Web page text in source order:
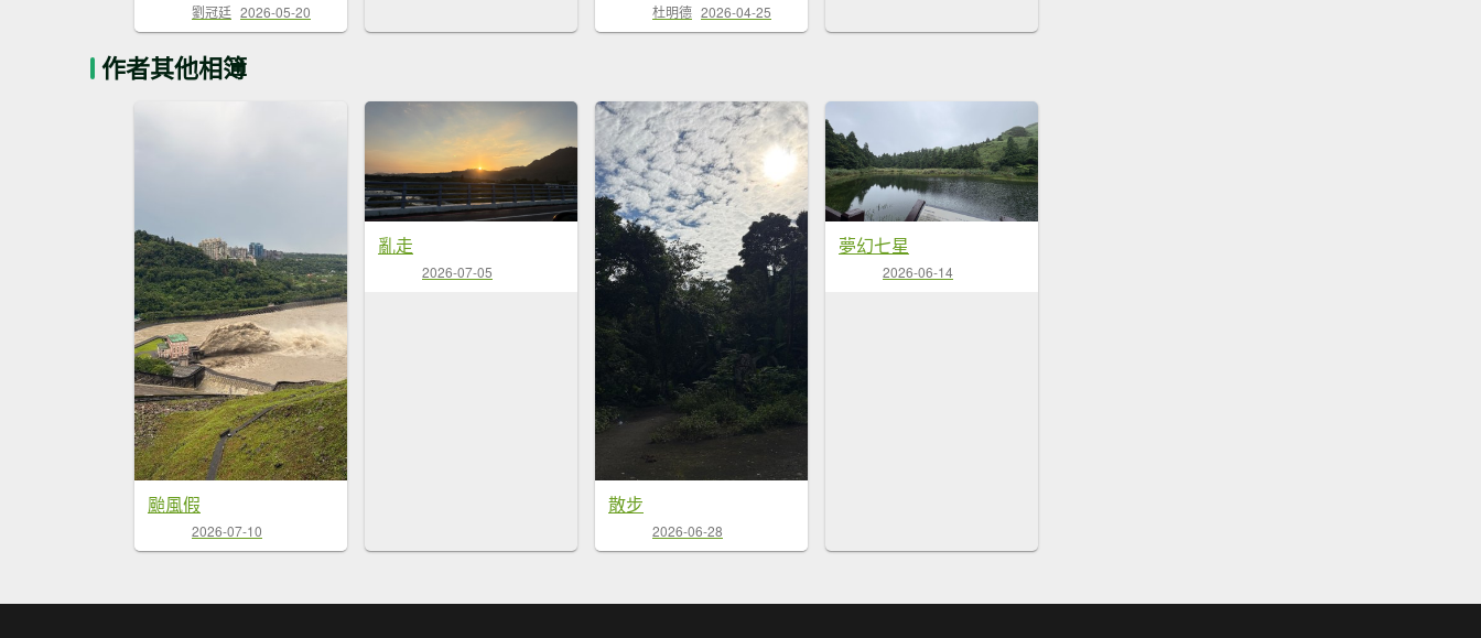
劉冠廷 2026-05-20 杜明德 2026-04-25
作者其他相簿
颱風假
2026-07-10
亂走
2026-07-05
散步
2026-06-28
夢幻七星
2026-06-14